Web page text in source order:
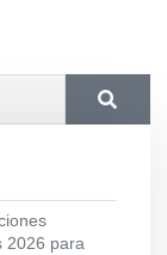
2026 para